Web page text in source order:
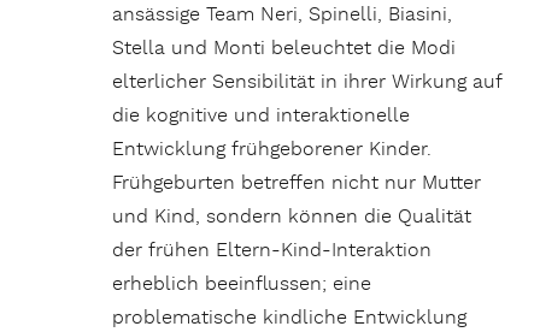
ansässige Team Neri, Spinelli, Biasini,
Stella und Monti beleuchtet die Modi
elterlicher Sensibilität in ihrer Wirkung auf
die kognitive und interaktionelle
Entwicklung frühgeborener Kinder.
Frühgeburten betreffen nicht nur Mutter
und Kind, sondern können die Qualität
der frühen Eltern-Kind-Interaktion
erheblich beeinflussen; eine
problematische kindliche Entwicklung